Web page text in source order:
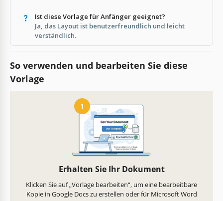
Ist diese Vorlage für Anfänger geeignet?
Ja, das Layout ist benutzerfreundlich und leicht
verständlich.
So verwenden und bearbeiten Sie diese
Vorlage
1
Erhalten Sie Ihr Dokument
Klicken Sie auf „Vorlage bearbeiten“, um eine bearbeitbare
Kopie in Google Docs zu erstellen oder für Microsoft Word